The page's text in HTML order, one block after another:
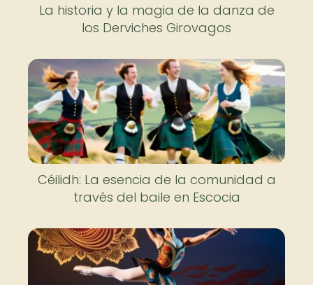
La historia y la magia de la danza de
los Derviches Girovagos
Céilidh: La esencia de la comunidad a
través del baile en Escocia